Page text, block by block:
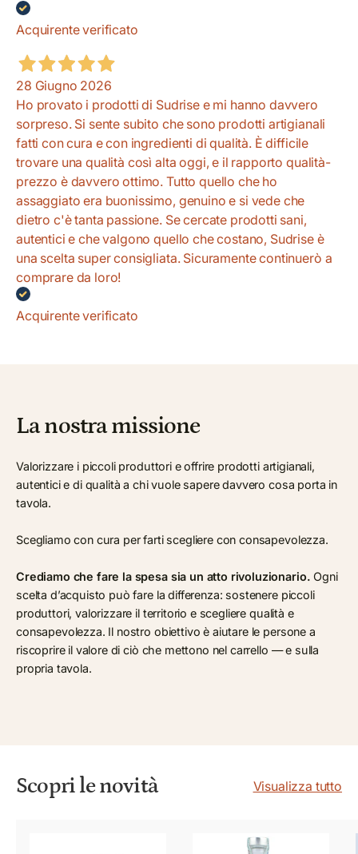
Acquirente verificato
28 Giugno 2026
Ho provato i prodotti di Sudrise e mi hanno davvero
sorpreso. Si sente subito che sono prodotti artigianali
fatti con cura e con ingredienti di qualità. È difficile
trovare una qualità così alta oggi, e il rapporto qualità-
prezzo è davvero ottimo. Tutto quello che ho
assaggiato era buonissimo, genuino e si vede che
dietro c'è tanta passione. Se cercate prodotti sani,
autentici e che valgono quello che costano, Sudrise è
una scelta super consigliata. Sicuramente continuerò a
comprare da loro!
Acquirente verificato
La nostra missione
Valorizzare i piccoli produttori e offrire prodotti artigianali,
autentici e di qualità a chi vuole sapere davvero cosa porta in
tavola.
Scegliamo con cura per farti scegliere con consapevolezza.
Crediamo che fare la spesa sia un atto rivoluzionario.Ogni
scelta d’acquisto può fare la differenza: sostenere piccoli
produttori, valorizzare il territorio e scegliere qualità e
consapevolezza. Il nostro obiettivo è aiutare le persone a
riscoprire il valore di ciò che mettono nel carrello — e sulla
propria tavola.
Scopri le novità Visualizza tutto